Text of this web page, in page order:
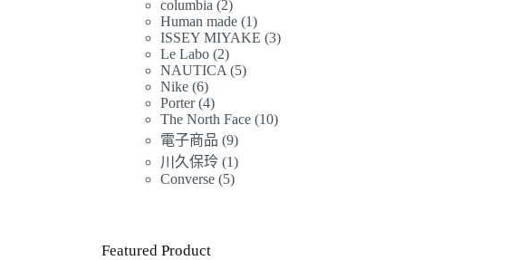
品
產
品
個
產
品
columbia 22
個
產
品
Human made 11
個
ISSEY MIYAKE 33
Le Labo 22
個
品
NAUTICA 55
Nike 66
個
產
品
Porter 44
個
產
品
The North Face 1010
電子商品 99
個
產
川久保玲 11
個
Converse 55
Featured Product